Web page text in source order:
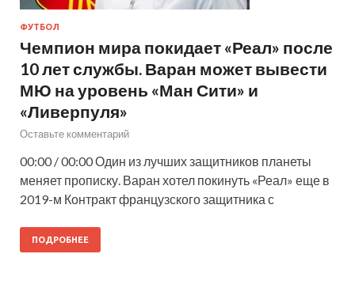
ФУТБОЛ
Чемпион мира покидает «Реал» после
10 лет службы. Варан может вывести
МЮ на уровень «Ман Сити» и
«Ливерпуля»
Оставьте комментарий
00:00 / 00:00 Один из лучших защитников планеты
меняет прописку. Варан хотел покинуть «Реал» еще в
2019-м Контракт французского защитника с
ПОДРОБНЕЕ